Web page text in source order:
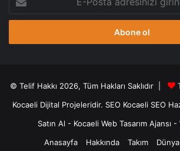
Posta
adresinizi
© Telif Hakkı 2026, Tüm Hakları Saklıdır |
Kocaeli Dijital Projeleridir. SEO Kocaeli SEO
Satın Al - Kocaeli Web Tasarım Ajansı -
Anasayfa
Hakkında Takım Dünya